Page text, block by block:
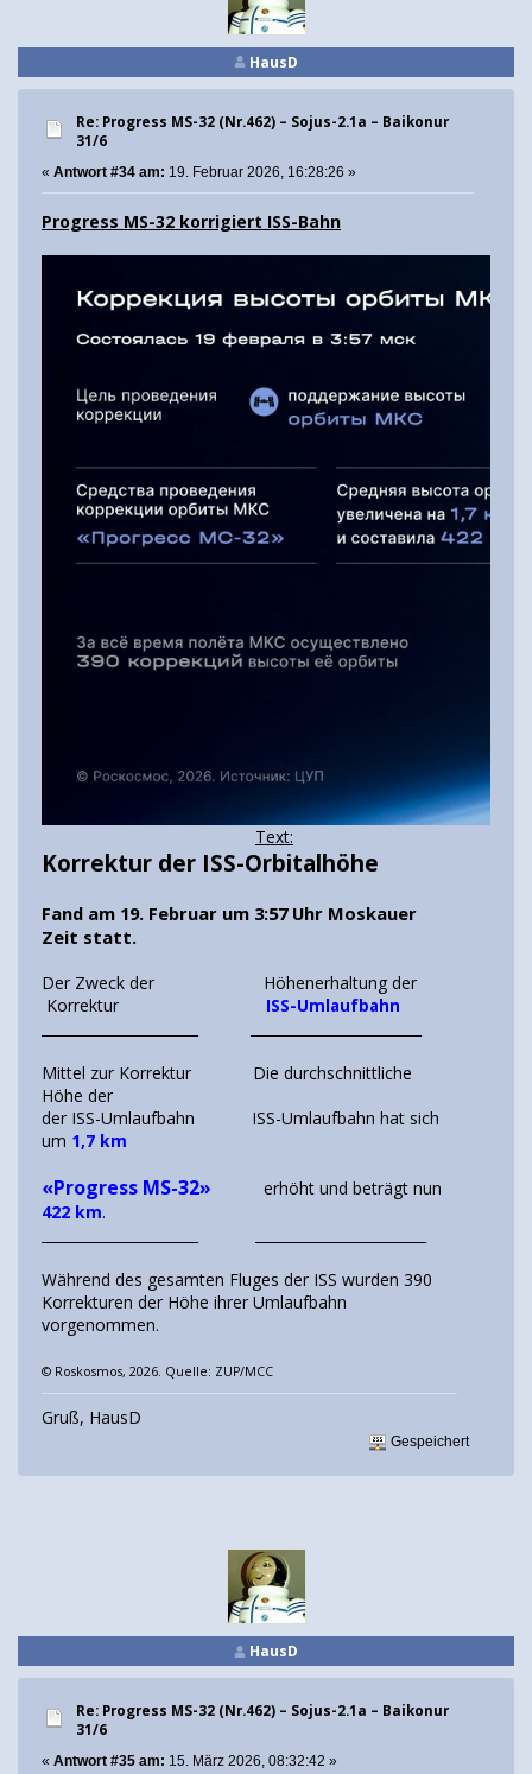
HausD
Re: Progress MS-32 (Nr.462) – Sojus-2.1а – Baikonur
31/6
« Antwort #34 am: 19. Februar 2026, 16:28:26 »
Progress MS-32 korrigiert ISS-Bahn
Text:
Korrektur der ISS-Orbitalhöhe
Fand am 19. Februar um 3:57 Uhr Moskauer
Zeit statt.
Der Zweck der Höhenerhaltung der
Korrektur ISS-Umlaufbahn
Mittel zur Korrektur Die durchschnittliche
Höhe der
der ISS-Umlaufbahn ISS-Umlaufbahn hat sich
um 1,7 km
«Progress MS-32» erhöht und beträgt nun
422 km.
Während des gesamten Fluges der ISS wurden 390
Korrekturen der Höhe ihrer Umlaufbahn
vorgenommen.
© Roskosmos, 2026. Quelle: ZUP/MCC
Gruß, HausD
Gespeichert
HausD
Re: Progress MS-32 (Nr.462) – Sojus-2.1а – Baikonur
31/6
« Antwort #35 am: 15. März 2026, 08:32:42 »